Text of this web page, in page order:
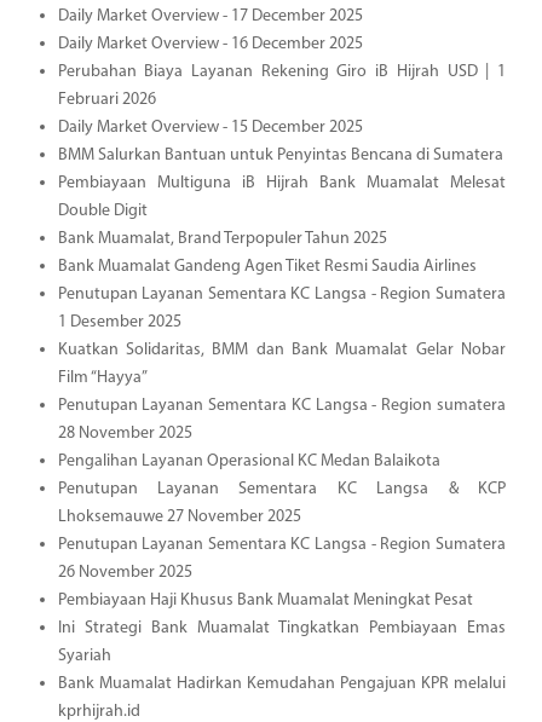
Daily Market Overview - 17 December 2025
Daily Market Overview - 16 December 2025
Perubahan Biaya Layanan Rekening Giro iB Hijrah USD | 1
Februari 2026
Daily Market Overview - 15 December 2025
BMM Salurkan Bantuan untuk Penyintas Bencana di Sumatera
Pembiayaan Multiguna iB Hijrah Bank Muamalat Melesat
Double Digit
Bank Muamalat, Brand Terpopuler Tahun 2025
Bank Muamalat Gandeng Agen Tiket Resmi Saudia Airlines
Penutupan Layanan Sementara KC Langsa - Region Sumatera
1 Desember 2025
Kuatkan Solidaritas, BMM dan Bank Muamalat Gelar Nobar
Film “Hayya”
Penutupan Layanan Sementara KC Langsa - Region sumatera
28 November 2025
Pengalihan Layanan Operasional KC Medan Balaikota
Penutupan Layanan Sementara KC Langsa & KCP
Lhoksemauwe 27 November 2025
Penutupan Layanan Sementara KC Langsa - Region Sumatera
26 November 2025
Pembiayaan Haji Khusus Bank Muamalat Meningkat Pesat
Ini Strategi Bank Muamalat Tingkatkan Pembiayaan Emas
Syariah
Bank Muamalat Hadirkan Kemudahan Pengajuan KPR melalui
kprhijrah.id